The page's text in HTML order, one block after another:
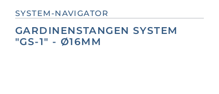
SYSTEM-NAVIGATOR
GARDINENSTANGEN SYSTEM
"GS-1" - Ø16MM